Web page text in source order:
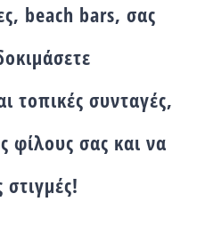
beach bars, σας
τοπικές συνταγές,
φίλους σας και να